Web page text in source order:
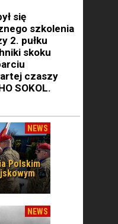
się
szkolenia
2. pułku
skoku
czaszy
SOKOL.
NEWS
Polskim
NEWS